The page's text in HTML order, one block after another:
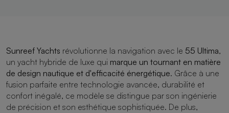
Sunreef Yachts révolutionne la navigation avec le 55 Ultima,
un yacht hybride de luxe qui marque un tournant en matière
de design nautique et d'efficacité énergétique. Grâce à une
fusion parfaite entre technologie avancée, durabilité et
confort inégalé, ce modèle se distingue par son ingénierie
de précision et son esthétique sophistiquée. De plus,